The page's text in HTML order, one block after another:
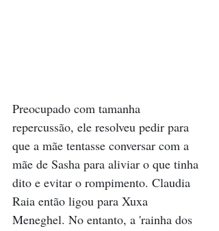
Preocupado com tamanha
repercussão, ele resolveu pedir para
que a mãe tentasse conversar com a
mãe de Sasha para aliviar o que tinha
dito e evitar o rompimento. Claudia
Raia então ligou para Xuxa
Meneghel. No entanto, a 'rainha dos